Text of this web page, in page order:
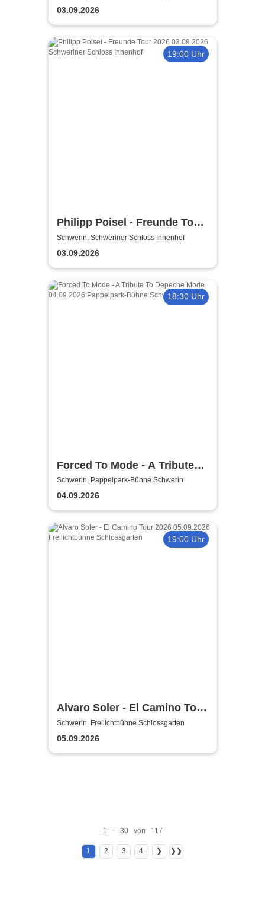
03.09.2026
19:00 Uhr
Philipp Poisel - Freunde Tour
2026
Schwerin, Schweriner Schloss Innenhof
03.09.2026
18:30 Uhr
Forced To Mode - A Tribute
To Depeche Mode
Schwerin, Pappelpark-Bühne Schwerin
04.09.2026
19:00 Uhr
Alvaro Soler - El Camino Tour
2026
Schwerin, Freilichtbühne Schlossgarten
05.09.2026
1 - 30 von 117
1 2 3 4 ❯ ❯❯